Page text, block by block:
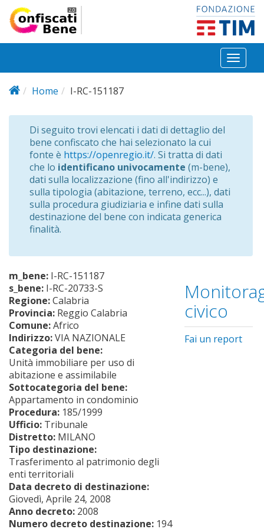
Salta al contenuto principale
Toggle
Home
I-RC-151187
Di seguito trovi elencati i dati di dettaglio del
bene confiscato che hai selezionato la cui
fonte è https://openregio.it/. Si tratta di dati
che lo identificano univocamente (m-bene),
dati sulla localizzazione (fino all'indirizzo) e
sulla tipologia (abitazione, terreno, ecc...), dati
sulla procedura giudiziaria e infine dati sulla
destinazione del bene con indicata generica
finalità.
m_bene: I-RC-151187
s_bene: I-RC-20733-S
Regione:Calabria
Provincia: Reggio Calabria
Comune:Africo
Indirizzo:VIA NAZIONALE
Categoria del bene:
Unità immobiliare per uso di
abitazione e assimilabile
Sottocategoria del bene:
Appartamento in condominio
Procedura: 185/1999
Ufficio: Tribunale
Distretto: MILANO
Tipo destinazione:
Trasferimento al patrimonio degli
enti territoriali
Data decreto di destinazione:
Giovedì, Aprile 24, 2008
Anno decreto: 2008
Numero decreto destinazione: 194
civico
Fai un report